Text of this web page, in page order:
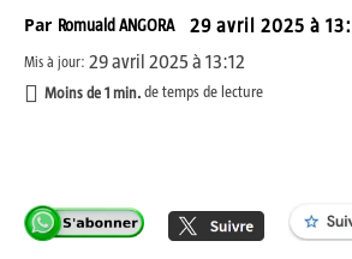
Par Romuald ANGORA 29 avril 2025 à
Mis à jour: 29 avril 2025 à 13:12
Moins de 1 min. de temps de lecture